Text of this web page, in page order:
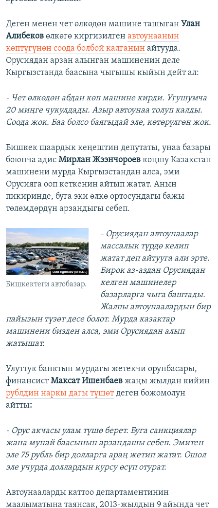
Деген менен чет өлкөдөн машине ташыган Улан
Алибеков өлкөгө киргизилген автоунаанын
көптүгүнөн соода болбой калганын айтууда.
Орусиядан арзан алынган машиненин деле
Кыргызстанда баасына чыгышы кыйын дейт ал:
- Чет өлкөдөн абдан көп машине кирди. Угушумча
20 миңге чукулдады. Азыр автоунаа толуп калды.
Соода жок. Баа болсо баягыдай эле, көтөрүлгөн жок.
Бишкек шаардык кеңештин депутаты, унаа базары
боюнча адис Мирлан Жээнчороев коңшу Казакстан
машинени мурда Кыргызстандан алса, эми
Орусияга ооп кеткенин айтып жатат. Анын
пикиринде, буга эки өлкө ортосундагы бажы
төлөмдөрдүн арзандыгы себеп.
Бишкектеги автобазар.
- Орусиядан автоунаалар
массалык түрдө келип
жатат деп айтууга али эрте.
Бирок аз-аздан Орусиядан
келген машинелер
базарларга чыга баштады.
Жалпы автоунаалардын бир
пайызын түзөт десе болот. Мурда казактар
машинени бизден алса, эми Орусиядан алып
жатышат.
Улуттук банктын мурдагы жетекчи орунбасары,
финансистМаксат Ишенбаев жаңы жылдан кийин
рублдин наркы дагы түшөтдеген божомолун
айтты:
- Орус акчасы улам түшө берет. Буга санкциялар
жана мунай баасынын арзандашы себеп. Эмитен
эле 75 рубль бир долларга араң жетип жатат. Ошол
эле учурда доллардын курсу өсүп отурат.
Автоунааларды каттоо департаментинин
маалыматына таянсак, 2013-жылдын 9 айында чет